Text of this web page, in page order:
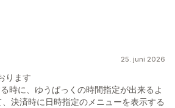
25. juni 2026
ります
時に、ゆうぱっくの時間指定が出来るよ
決済時に日時指定のメニューを表示する